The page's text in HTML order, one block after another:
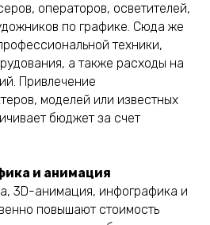
операторов, осветителей,
по графике. Сюда же
техники,
а также расходы на
Привлечение
моделей или известных
бюджет за счет
и анимация
3D-анимация, инфографика и
повышают стоимость